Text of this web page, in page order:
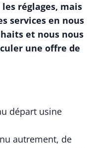
réglages, mais
services en nous
et nous nous
une offre de
départ usine
autrement, de